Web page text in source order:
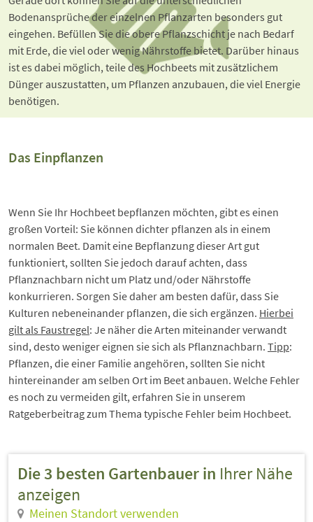
Bodenansprüche der einzelnen Pflanzarten besonders gut
eingehen. Befüllen Sie die obere Pflanzschicht je nach Bedarf
mit Erde, die viel oder wenig Nährstoffe bietet. Darüber hinaus
ist es dabei möglich, teile des Hochbeets mit zusätzlichem
Dünger auszustatten, um Pflanzen anzubauen, die viel Energie
benötigen.
Das Einpflanzen
Wenn Sie Ihr Hochbeet bepflanzen möchten, gibt es einen
großen Vorteil: Sie können dichter pflanzen als in einem
normalen Beet. Damit eine Bepflanzung dieser Art gut
funktioniert, sollten Sie jedoch darauf achten, dass
Pflanznachbarn nicht um Platz und/oder Nährstoffe
konkurrieren. Sorgen Sie daher am besten dafür, dass Sie
Kulturen nebeneinander pflanzen, die sich ergänzen. Hierbei
gilt als Faustregel: Je näher die Arten miteinander verwandt
sind, desto weniger eignen sie sich als Pflanznachbarn. Tipp:
Pflanzen, die einer Familie angehören, sollten Sie nicht
hintereinander am selben Ort im Beet anbauen. Welche Fehler
es noch zu vermeiden gilt, erfahren Sie in unserem
Ratgeberbeitrag zum Thema typische Fehler beim Hochbeet.
Die 3 besten Gartenbauer in Ihrer Nähe
anzeigen
Meinen Standort verwenden